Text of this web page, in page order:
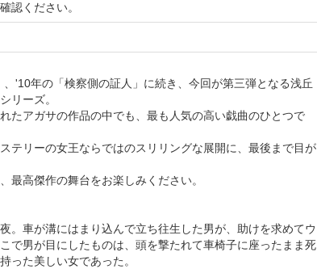
認ください。
'10年の「検察側の証人」に続き、今回が第三弾となる浅丘
リーズ。
たアガサの作品の中でも、最も人気の高い戯曲のひとつで
テリーの女王ならではのスリリングな展開に、最後まで目が
最高傑作の舞台をお楽しみください。
。車が溝にはまり込んで立ち往生した男が、助けを求めてウ
で男が目にしたものは、頭を撃たれて車椅子に座ったまま死
った美しい女であった。